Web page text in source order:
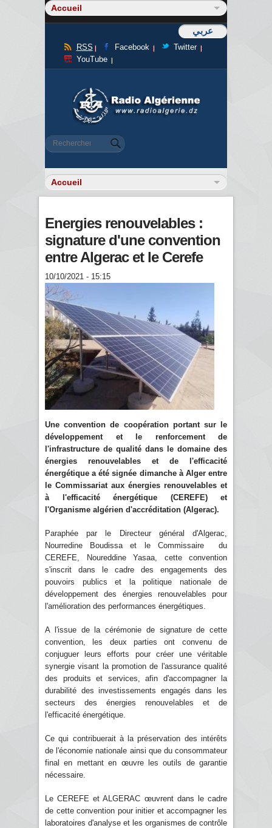
عربي
RSS Facebook
Twitter
YouTube
Formulaire de recherche
Rechercher
Energies renouvelables :
signature d'une convention
entre Algerac et le Cerefe
10/10/2021 - 15:15
Une convention de coopération portant sur le
développement et le renforcement de
l'infrastructure de qualité dans le domaine des
énergies renouvelables et de l'efficacité
énergétique a été signée dimanche à Alger entre
le Commissariat aux énergies renouvelables et
à l'efficacité énergétique (CEREFE) et
l'Organisme algérien d'accréditation (Algerac).
Paraphée par le Directeur général d'Algerac,
Nourredine Boudissa et le Commissaire du
CEREFE, Noureddine Yasaa, cette convention
s'inscrit dans le cadre des engagements des
pouvoirs publics et la politique nationale de
développement des énergies renouvelables pour
l'amélioration des performances énergétiques.
A l'issue de la cérémonie de signature de cette
convention, les deux parties ont convenu de
conjuguer leurs efforts pour créer une véritable
synergie visant la promotion de l'assurance qualité
des produits et services, afin d'accompagner la
durabilité des investissements engagés dans les
secteurs des énergies renouvelables et de
l'efficacité énergétique.
Ce qui contribuerait à la préservation des intérêts
de l'économie nationale ainsi que du consommateur
final en mettant en œuvre les outils de garantie
nécessaire.
Le CEREFE et ALGERAC œuvrent dans le cadre
de cette convention pour initier et accompagner les
laboratoires d'analyse et les organismes de contrôle